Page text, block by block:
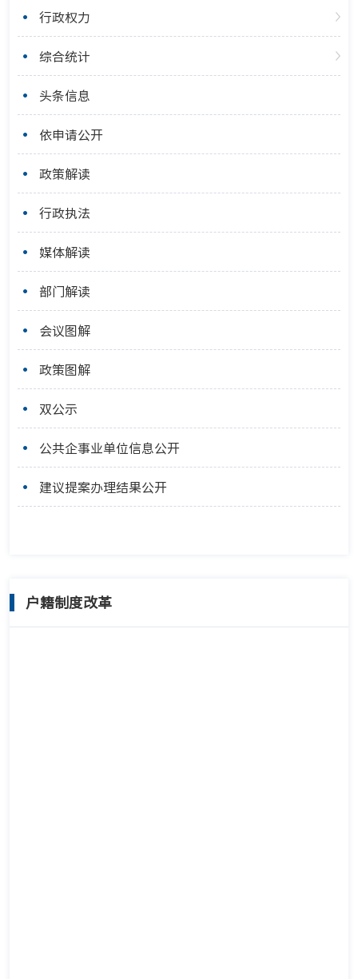
行政权力
综合统计
头条信息
依申请公开
政策解读
行政执法
媒体解读
部门解读
会议图解
政策图解
双公示
公共企事业单位信息公开
建议提案办理结果公开
户籍制度改革